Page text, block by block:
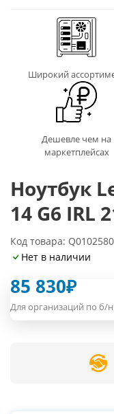
Широкий
Дешевле чем на
маркетплейсах
Ноутбук
14 G6 IRL
Код товара: Q0102580
Нет в наличии
85 830₽
Для организаций по б/